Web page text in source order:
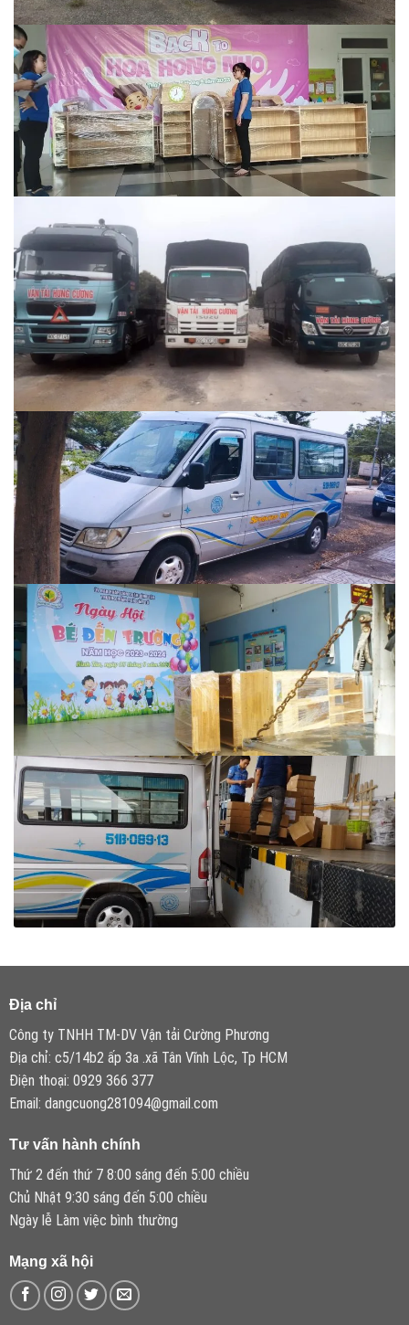
Địa chỉ
Công ty TNHH TM-DV Vận tải Cường Phương
Địa chỉ: c5/14b2 ấp 3a .xã Tân Vĩnh Lộc, Tp HCM
Điện thoại: 0929 366 377
Email: dangcuong281094@gmail.com
Tư vấn hành chính
Thứ 2 đến thứ 7 8:00 sáng đến 5:00 chiều
Chủ Nhật 9:30 sáng đến 5:00 chiều
Ngày lễ Làm việc bình thường
Mạng xã hội